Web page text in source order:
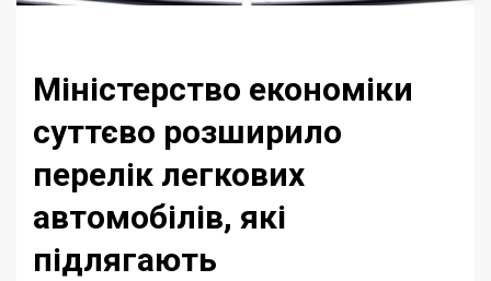
Міністерство економіки
суттєво розширило
перелік легкових
автомобілів, які
підлягають